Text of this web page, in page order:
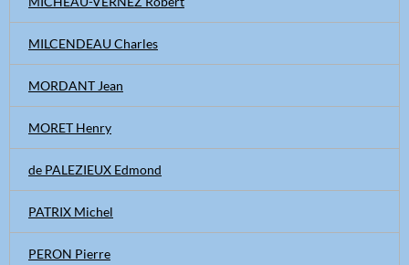
MILCENDEAU Charles
MORDANT Jean
MORET Henry
de PALEZIEUX Edmond
PATRIX Michel
PERON Pierre